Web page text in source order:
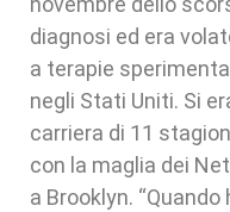
diagnosi ed era
a terapie
negli Stati Uniti. Si
carriera di 11
con la maglia dei
a Brooklyn.